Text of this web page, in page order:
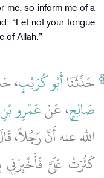
me, so inform me of a
of Allah.”
حَدَّثَنَاأَبُو كُرَيْبٍ،
صَالِحٍ، عَنْعَمْرِو
الله عنه أَنَّ رَجُلاً،
كَثُرَتْ عَلَىَّ